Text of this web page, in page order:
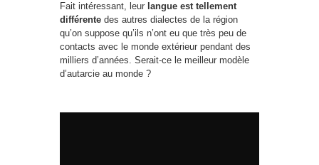
Fait intéressant, leur langue est tellement
différente des autres dialectes de la région
qu’on suppose qu’ils n’ont eu que très peu de
contacts avec le monde extérieur pendant des
milliers d’années. Serait-ce le meilleur modèle
d’autarcie au monde ?